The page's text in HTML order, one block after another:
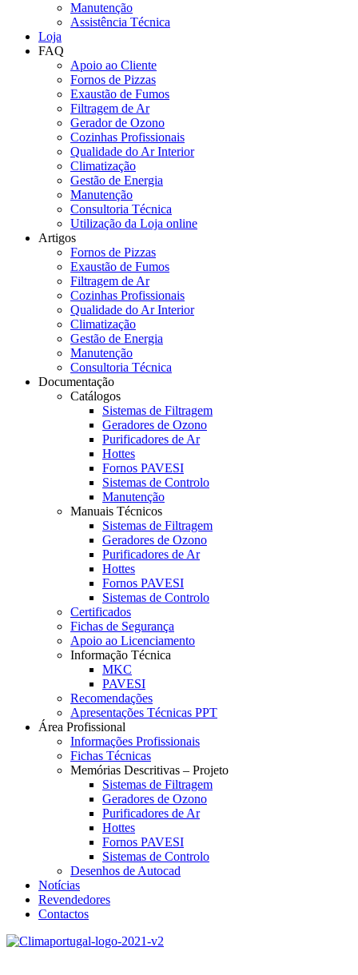
Manutenção
Assistência Técnica
Loja
FAQ
Apoio ao Cliente
Fornos de Pizzas
Exaustão de Fumos
Filtragem de Ar
Gerador de Ozono
Cozinhas Profissionais
Qualidade do Ar Interior
Climatização
Gestão de Energia
Manutenção
Consultoria Técnica
Utilização da Loja online
Artigos
Fornos de Pizzas
Exaustão de Fumos
Filtragem de Ar
Cozinhas Profissionais
Qualidade do Ar Interior
Climatização
Gestão de Energia
Manutenção
Consultoria Técnica
Documentação
Catálogos
Sistemas de Filtragem
Geradores de Ozono
Purificadores de Ar
Hottes
Fornos PAVESI
Sistemas de Controlo
Manutenção
Manuais Técnicos
Sistemas de Filtragem
Geradores de Ozono
Purificadores de Ar
Hottes
Fornos PAVESI
Sistemas de Controlo
Certificados
Fichas de Segurança
Apoio ao Licenciamento
Informação Técnica
MKC
PAVESI
Recomendações
Apresentações Técnicas PPT
Área Profissional
Informações Profissionais
Fichas Técnicas
Memórias Descritivas – Projeto
Sistemas de Filtragem
Geradores de Ozono
Purificadores de Ar
Hottes
Fornos PAVESI
Sistemas de Controlo
Desenhos de Autocad
Notícias
Revendedores
Contactos